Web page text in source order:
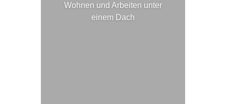
Wohnen und Arbeiten unter
einem Dach